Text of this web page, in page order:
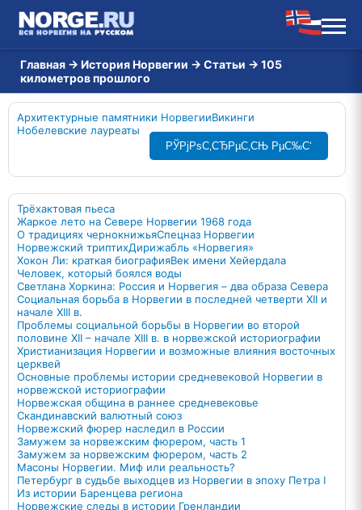
Главная → История Норвегии → Статьи → 105
километров прошлого
Архитектурные памятники НорвегииВикинги
Нобелевские лауреаты
РЎРјРѕС‚СЂРµС‚СЊ РµС‰С‘
Трёхактовая пьеса
Жаркое лето на Севере Норвегии 1968 года
О традициях чернокнижьяСпецназ Норвегии
Норвежский триптихДирижабль «Норвегия»
Хокон Ли: краткая биографияВек имени Хейердала
Человек, который боялся воды
Светлана Хоркина: Россия и Норвегия – два образа Севера
Социальная борьба в Норвегии в последней четверти XII и
начале XIII в.
Проблемы социальной борьбы в Норвегии во второй
половине XII – начале XIII в. в норвежской историографии
Христианизация Норвегии и возможные влияния восточных
церквей
Основные проблемы истории средневековой Норвегии в
норвежской историографии
Норвежская община в раннее средневековье
Скандинавский валютный союз
Норвежский фюрер наследил в России
Замужем за норвежским фюрером, часть 1
Замужем за норвежским фюрером, часть 2
Масоны Норвегии. Миф или реальность?
Петербург в судьбе выходцев из Норвегии в эпоху Петра I
Из истории Баренцева региона
Норвежские следы в истории Гренландии